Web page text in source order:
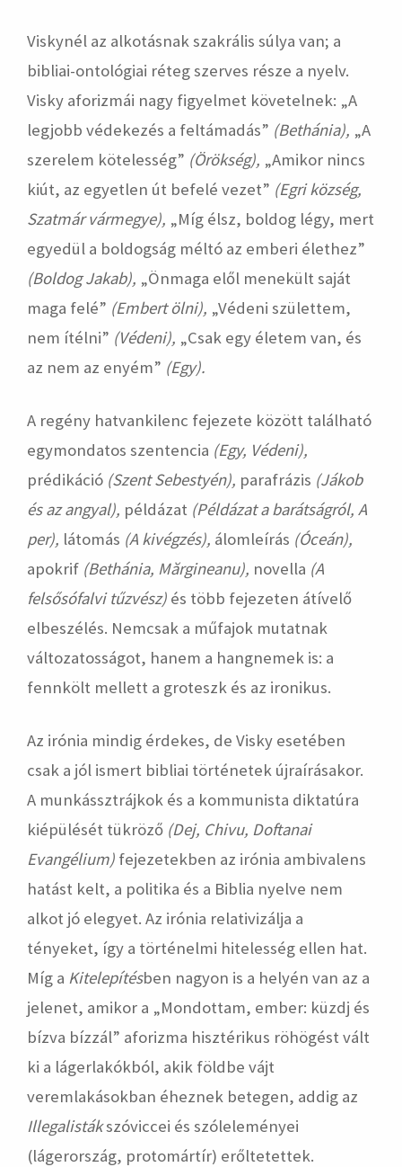
Viskynél az alkotásnak szakrális súlya van; a
bibliai-ontológiai réteg szerves része a nyelv.
Visky aforizmái nagy figyelmet követelnek: „A
legjobb védekezés a feltámadás” (Bethánia), „A
szerelem kötelesség” (Örökség), „Amikor nincs
kiút, az egyetlen út befelé vezet” (Egri község,
Szatmár vármegye), „Míg élsz, boldog légy, mert
egyedül a boldogság méltó az emberi élethez”
(Boldog Jakab), „Önmaga elől menekült saját
maga felé” (Embert ölni), „Védeni születtem,
nem ítélni” (Védeni), „Csak egy életem van, és
az nem az enyém” (Egy).
A regény hatvankilenc fejezete között található
egymondatos szentencia (Egy, Védeni),
prédikáció (Szent Sebestyén), parafrázis (Jákob
és az angyal), példázat (Példázat a barátságról, A
per), látomás (A kivégzés), álomleírás (Óceán),
apokrif (Bethánia, Mărgineanu), novella (A
felsősófalvi tűzvész) és több fejezeten átívelő
elbeszélés. Nemcsak a műfajok mutatnak
változatosságot, hanem a hangnemek is: a
fennkölt mellett a groteszk és az ironikus.
Az irónia mindig érdekes, de Visky esetében
csak a jól ismert bibliai történetek újraírásakor.
A munkássztrájkok és a kommunista diktatúra
kiépülését tükröző (Dej, Chivu, Doftanai
Evangélium) fejezetekben az irónia ambivalens
hatást kelt, a politika és a Biblia nyelve nem
alkot jó elegyet. Az irónia relativizálja a
tényeket, így a történelmi hitelesség ellen hat.
Míg a Kitelepítésben nagyon is a helyén van az a
jelenet, amikor a „Mondottam, ember: küzdj és
bízva bízzál” aforizma hisztérikus röhögést vált
ki a lágerlakókból, akik földbe vájt
veremlakásokban éheznek betegen, addig az
Illegalistákszóviccei és szóleleményei
(lágerország, protomártír) erőltetettek.